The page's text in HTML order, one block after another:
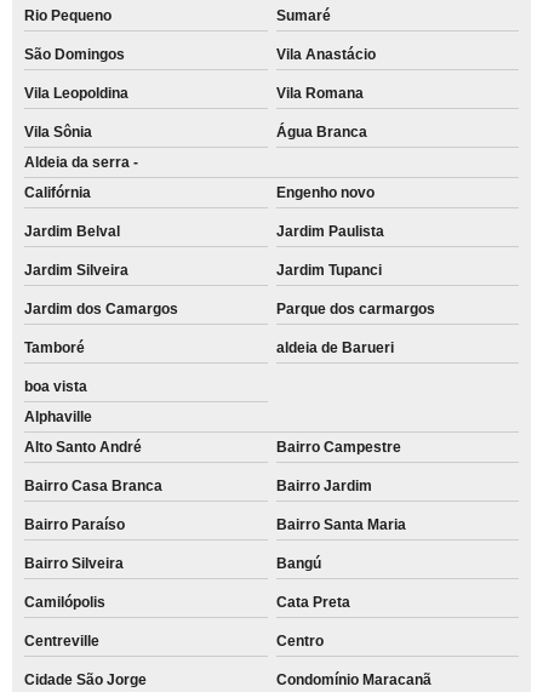
Rio Pequeno Sumaré
São Domingos Vila Anastácio
Vila Leopoldina Vila Romana
Vila Sônia
Água Branca
Aldeia da serra -
Califórnia
Engenho novo
Jardim Belval Jardim Paulista
Jardim Silveira Jardim Tupanci
Jardim dos Camargos Parque dos carmargos
Tamboré aldeia de Barueri
boa vista
Alphaville
Alto Santo André
Bairro Campestre
Bairro Casa Branca Bairro Jardim
Bairro Paraíso Bairro Santa Maria
Bairro Silveira Bangú
Camilópolis Cata Preta
Centreville Centro
Cidade São Jorge Condomínio Maracanã